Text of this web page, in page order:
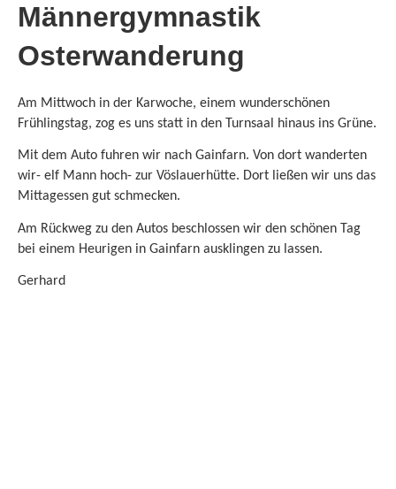
Männergymnastik
Osterwanderung
Am Mittwoch in der Karwoche, einem wunderschönen
Frühlingstag, zog es uns statt in den Turnsaal hinaus ins Grüne.
Mit dem Auto fuhren wir nach Gainfarn. Von dort wanderten
wir- elf Mann hoch- zur Vöslauerhütte. Dort ließen wir uns das
Mittagessen gut schmecken.
Am Rückweg zu den Autos beschlossen wir den schönen Tag
bei einem Heurigen in Gainfarn ausklingen zu lassen.
Gerhard